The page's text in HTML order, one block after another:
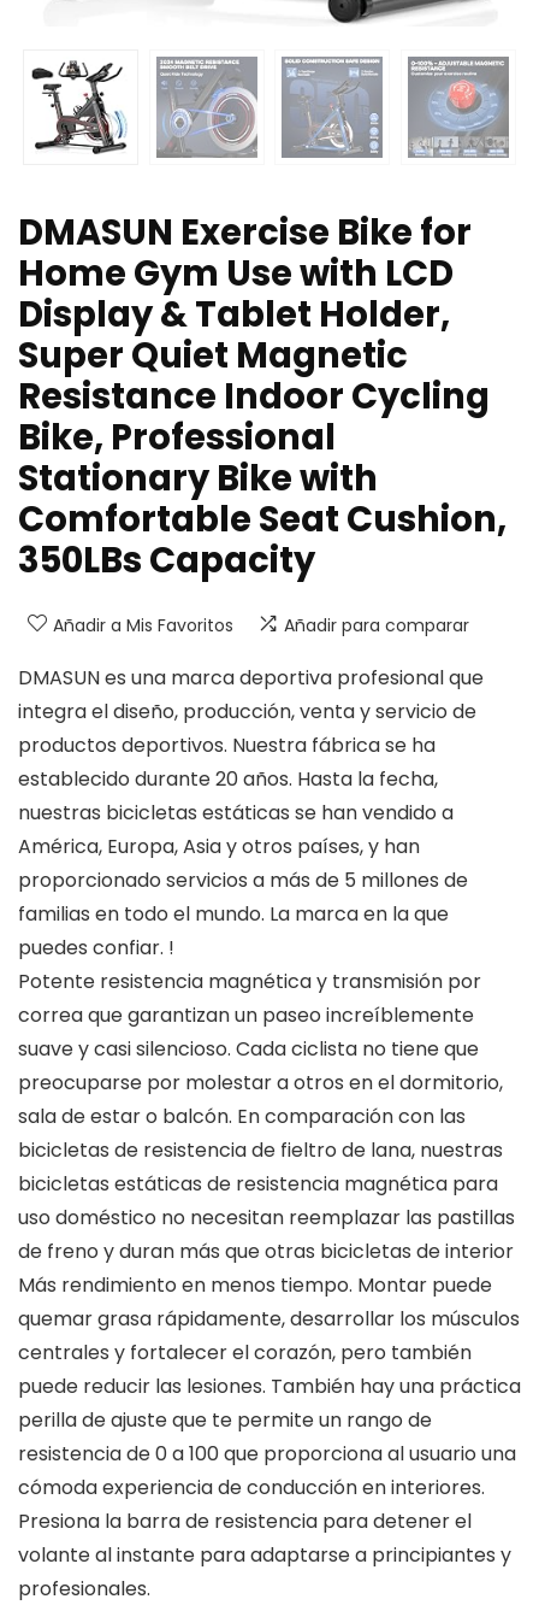
DMASUN Exercise Bike for
Home Gym Use with LCD
Display & Tablet Holder,
Super Quiet Magnetic
Resistance Indoor Cycling
Bike, Professional
Stationary Bike with
Comfortable Seat Cushion,
350LBs Capacity
Añadir a Mis Favoritos Añadir para comparar
DMASUN es una marca deportiva profesional que
integra el diseño, producción, venta y servicio de
productos deportivos. Nuestra fábrica se ha
establecido durante 20 años. Hasta la fecha,
nuestras bicicletas estáticas se han vendido a
América, Europa, Asia y otros países, y han
proporcionado servicios a más de 5 millones de
familias en todo el mundo. La marca en la que
puedes confiar. !
Potente resistencia magnética y transmisión por
correa que garantizan un paseo increíblemente
suave y casi silencioso. Cada ciclista no tiene que
preocuparse por molestar a otros en el dormitorio,
sala de estar o balcón. En comparación con las
bicicletas de resistencia de fieltro de lana, nuestras
bicicletas estáticas de resistencia magnética para
uso doméstico no necesitan reemplazar las pastillas
de freno y duran más que otras bicicletas de interior
Más rendimiento en menos tiempo. Montar puede
quemar grasa rápidamente, desarrollar los músculos
centrales y fortalecer el corazón, pero también
puede reducir las lesiones. También hay una práctica
perilla de ajuste que te permite un rango de
resistencia de 0 a 100 que proporciona al usuario una
cómoda experiencia de conducción en interiores.
Presiona la barra de resistencia para detener el
volante al instante para adaptarse a principiantes y
profesionales.